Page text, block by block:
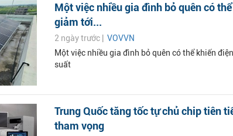
Một việc nhiều gia đình bỏ quên có
giảm tới...
2 ngày trước | VOVVN
Một việc nhiều gia đình bỏ quên có thể khiến
suất
Trung Quốc tăng tốc tự chủ chip tiên
tham vọng